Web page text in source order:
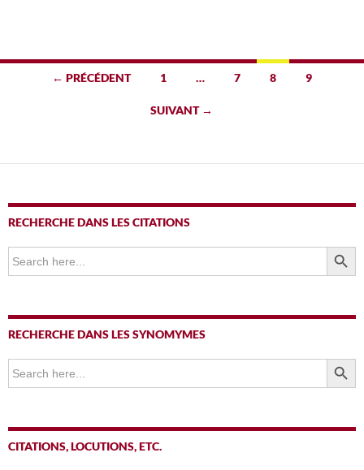
Navigation
← PRÉCÉDENT 1 … 7 8 9
SUIVANT →
RECHERCHE DANS LES CITATIONS
Search
for:
SEARCH
RECHERCHE DANS LES SYNOMYMES
Search
for:
SEARCH
CITATIONS, LOCUTIONS, ETC.